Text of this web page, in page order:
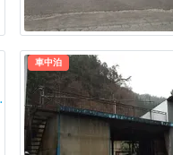
車中泊